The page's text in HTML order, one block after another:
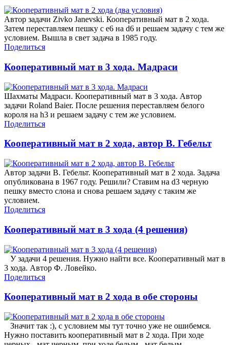
Автор задачи Zivko Janevski. Кооперативный мат в 2 хода.
Затем переставляем пешку с e6 на d6 и решаем задачу с тем же
условием. Вышла в свет задача в 1985 году.
Поделиться
Кооперативный мат в 3 хода. Мадраси
Шахматы Мадраси. Кооперативный мат в 3 хода. Автор
задачи Roland Baier. После решения переставляем белого
короля на h3 и решаем задачу с тем же условием.
Поделиться
Кооперативный мат в 2 хода, автор В. Гебельт
Автор задачи В. Гебельт. Кооперативный мат в 2 хода. Задача
опубликована в 1967 году. Решили? Ставим на d3 черную
пешку вместо слона и снова решаем задачу с таким же
условием.
Поделиться
Кооперативный мат в 3 хода (4 решения)
У задачи 4 решения. Нужно найти все. Кооперативный мат в
3 хода. Автор Ф. Ловейко.
Поделиться
Кооперативный мат в 2 хода в обе стороны
Значит так :), с условием мы тут точно уже не ошибемся.
Нужно поставить кооперативный мат в 2 хода. При ходе